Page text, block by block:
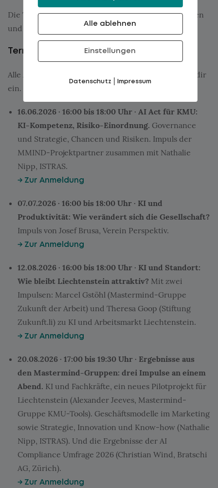
Die Teilnahme ist kostenlos. Wir laden alle Leserinnen
und Leser dieses Newsletters herzlich ein.
Termine zum Vormerken
Alle Anlässe im Kloster Schaan, Duxgass 55. Trag sie dir
ein.
16.06.2026 · 16:00 bis 18:00 Uhr · AI Act für KMU:
KI-Kompetenz, Risiko-Einordnung. Governance
und Strategie, Chancen und Risiken. Impuls der
MMIND-Projektpartner zusammen mit Nathalie
Nipp, ISTRAS.
→ Zur Anmeldung
07.07.2026 · 16:00 bis 18:00 Uhr · KI und
Produktivität: Wie verändert sich die Gesellschaft?
Impuls von Josef Brusa, Verein Perspektiv.
→ Zur Anmeldung
12.08.2026 · 16:00 bis 18:00 Uhr · KI und Standort:
Wie bleibt Liechtenstein attraktiv? Mit zwei
Impulsen: Marcel Gstöhl (Mastermind-Gruppe
Zukunft der Arbeit) und Theresa Goop (Stiftung
Zukunft.li) zu KI und Arbeitsmarkt Liechtenstein.
→ Zur Anmeldung
20.08.2026 · 17:00 bis 19:30 Uhr · Ergebnisse aus
den Mastermind-Gruppen: drei Impulse an einem
Abend. KI und Fachkräfte, ein neues Pilotprojekt für
Liechtenstein (Alexander Jeeves, Mastermind-
Gruppe KMU-Tools). Geschäftsmodelle im Marketing
sowie Strategie, Innovation und Know-how (Nathalie
Nipp, ISTRAS). Und die Ergebnisse der AI
Compliance Umfrage 2026 (Christian Wind, Bratschi
AG, Zürich).
→ Zur Anmeldung
Alle ablehnen
Einstellungen
Datenschutz | Impressum